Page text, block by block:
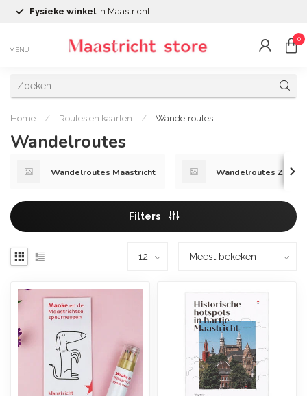
Fysieke winkel in Maastricht
MENU
0
Home / Routes en kaarten / Wandelroutes
Wandelroutes
Wandelroutes Maastricht Wandelroutes Zuid-
Filters